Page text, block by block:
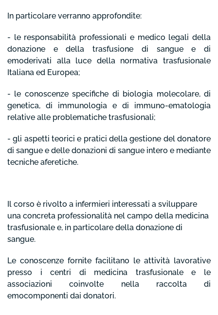
In particolare verranno approfondite:
- le responsabilità professionali e medico legali della
donazione e della trasfusione di sangue e di
emoderivati alla luce della normativa trasfusionale
Italiana ed Europea;
- le conoscenze specifiche di biologia molecolare, di
genetica, di immunologia e di immuno-ematologia
relative alle problematiche trasfusionali;
- gli aspetti teorici e pratici della gestione del donatore
di sangue e delle donazioni di sangue intero e mediante
tecniche aferetiche.
Il corso è rivolto a infermieri interessati a sviluppare
una concreta professionalità nel campo della medicina
trasfusionale e, in particolare della donazione di
sangue.
Le conoscenze fornite facilitano le attività lavorative
presso i centri di medicina trasfusionale e le
associazioni coinvolte nella raccolta di
emocomponenti dai donatori.